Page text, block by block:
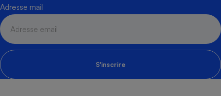
Adresse mail
S'inscrire